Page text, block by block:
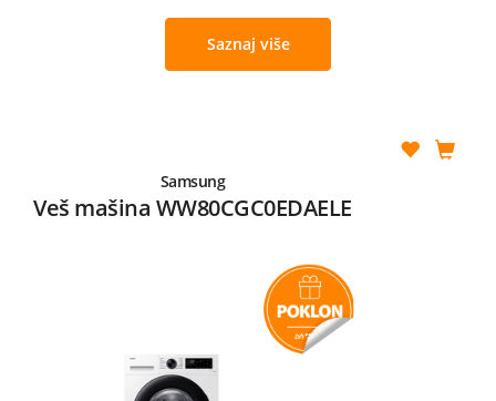
Saznaj više
Samsung
Veš mašina WW80CGC0EDAELE